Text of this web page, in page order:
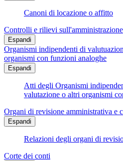
Canoni di locazione o affitto
Controlli e rilievi sull'amministrazione
Espandi
Organismi indipendenti di
organismi con funzioni analoghe
Espandi
Atti degli Organismi
valutazione o altri organismi
Organi di revisione amministrativa e
Espandi
Relazioni degli organi di
Corte dei conti